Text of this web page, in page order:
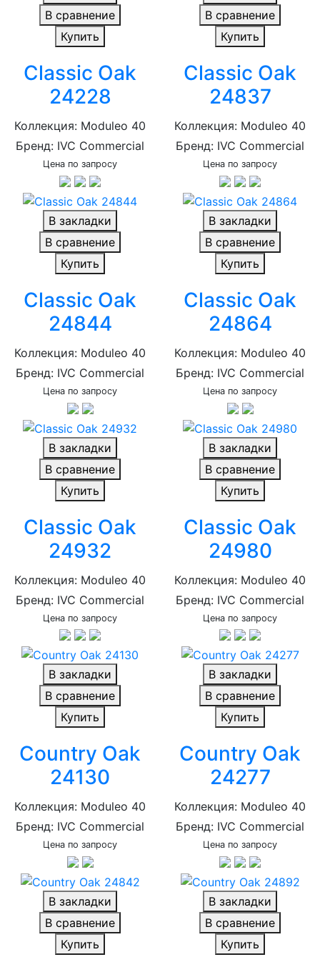
В сравнение
Купить
Classic Oak
24228
Коллекция: Moduleo 40
Бренд: IVC Commercial
Цена по запросу
В сравнение
Купить
Classic Oak
24837
Коллекция: Moduleo 40
Бренд: IVC Commercial
Цена по запросу
В закладки
В сравнение
Купить
Classic Oak
24844
Коллекция: Moduleo 40
Бренд: IVC Commercial
Цена по запросу
В закладки
В сравнение
Купить
Classic Oak
24864
Коллекция: Moduleo 40
Бренд: IVC Commercial
Цена по запросу
В закладки
В сравнение
Купить
Classic Oak
24932
Коллекция: Moduleo 40
Бренд: IVC Commercial
Цена по запросу
В закладки
В сравнение
Купить
Classic Oak
24980
Коллекция: Moduleo 40
Бренд: IVC Commercial
Цена по запросу
В закладки
В сравнение
Купить
Country Oak
24130
Коллекция: Moduleo 40
Бренд: IVC Commercial
Цена по запросу
В закладки
В сравнение
Купить
Country Oak
24277
Коллекция: Moduleo 40
Бренд: IVC Commercial
Цена по запросу
В закладки
В сравнение
Купить
В закладки
В сравнение
Купить